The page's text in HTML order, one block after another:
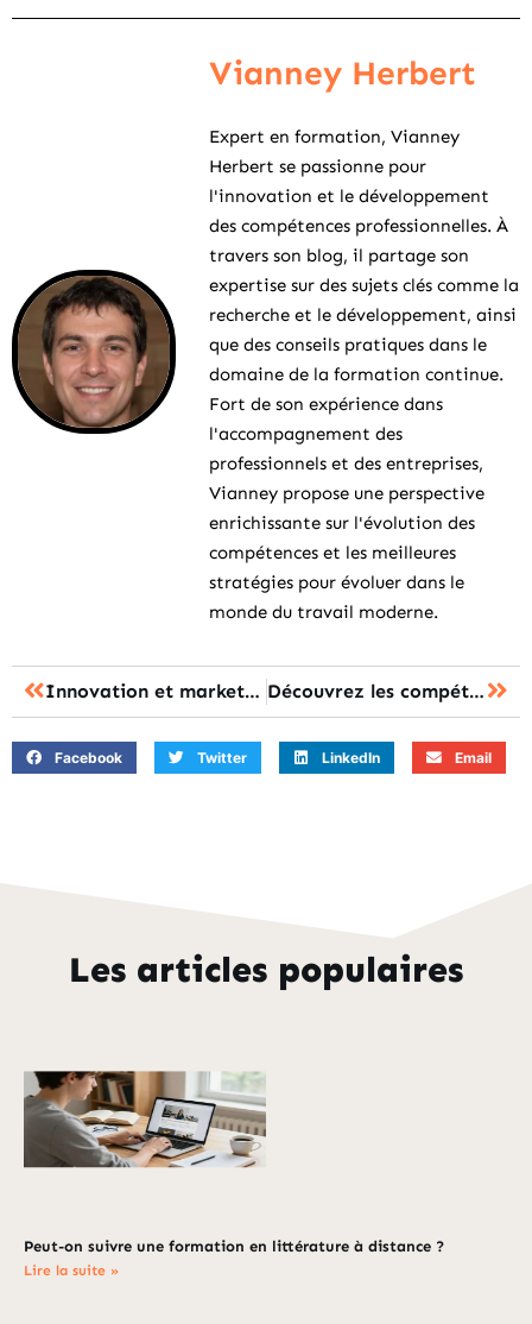
Vianney Herbert
Expert en formation, Vianney
Herbert se passionne pour
l'innovation et le développement
des compétences professionnelles. À
travers son blog, il partage son
expertise sur des sujets clés comme la
recherche et le développement, ainsi
que des conseils pratiques dans le
domaine de la formation continue.
Fort de son expérience dans
l'accompagnement des
professionnels et des entreprises,
Vianney propose une perspective
enrichissante sur l'évolution des
compétences et les meilleures
stratégies pour évoluer dans le
monde du travail moderne.
Innovation et marketing : comment intégrer l’IA dans votre stratégie de communication ? Découvrez les compétences insoupçonnées que l’ifsi vous aide à développer
Facebook Twitter LinkedIn Email
Les articles populaires
Peut-on suivre une formation en littérature à distance ?
Lire la suite »